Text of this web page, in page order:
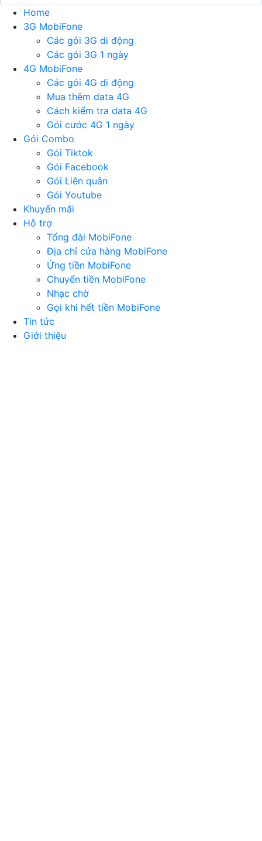
Home
3G MobiFone
Các gói 3G di động
Các gói 3G 1 ngày
4G MobiFone
Các gói 4G di động
Mua thêm data 4G
Cách kiểm tra data 4G
Gói cước 4G 1 ngày
Gói Combo
Gói Tiktok
Gói Facebook
Gói Liên quân
Gói Youtube
Khuyến mãi
Hỗ trợ
Tổng đài MobiFone
Địa chỉ cửa hàng MobiFone
Ứng tiền MobiFone
Chuyển tiền MobiFone
Nhạc chờ
Gọi khi hết tiền MobiFone
Tin tức
Giới thiệu